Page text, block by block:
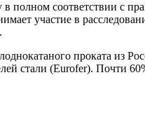
в полном соответствии с
участие в
проката из
стали (Eurofer). Почти